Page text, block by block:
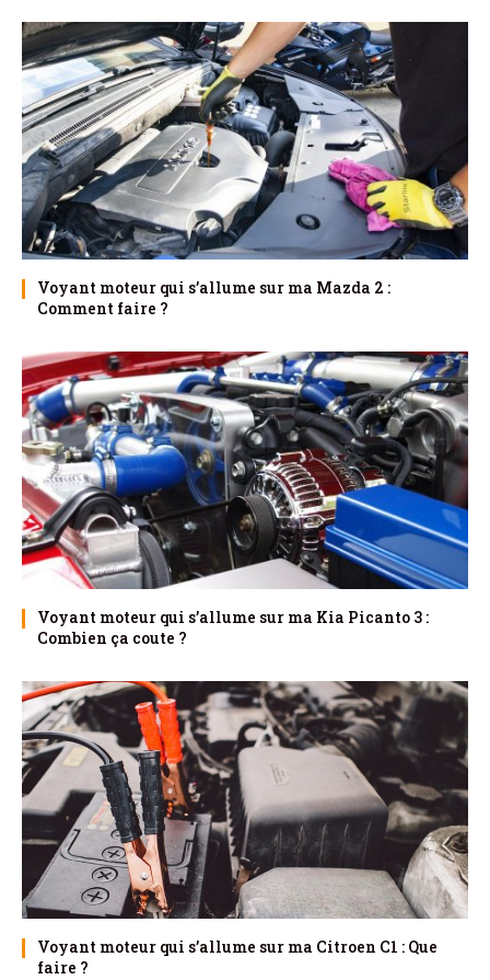
Voyant moteur qui s’allume sur ma Mazda 2 :
Comment faire ?
Voyant moteur qui s’allume sur ma Kia Picanto 3 :
Combien ça coute ?
Voyant moteur qui s’allume sur ma Citroen C1 : Que
faire ?